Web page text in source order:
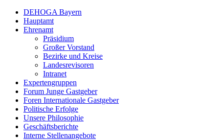
DEHOGA Bayern
Hauptamt
Ehrenamt
Präsidium
Großer Vorstand
Bezirke und Kreise
Landesrevisoren
Intranet
Expertengruppen
Forum Junge Gastgeber
Foren Internationale Gastgeber
Politische Erfolge
Unsere Philosophie
Geschäftsberichte
Interne Stellenangebote